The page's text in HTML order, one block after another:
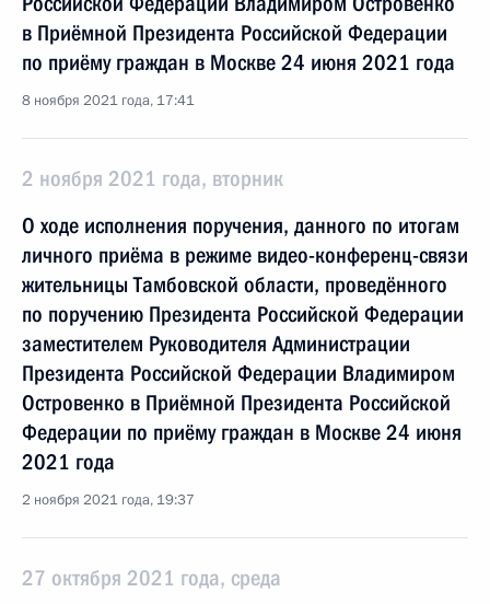
в Приёмной Президента Российской Федерации
по приёму граждан в Москве 24 июня 2021 года
8 ноября 2021 года, 17:41
2 ноября 2021 года, вторник
О ходе исполнения поручения, данного по итогам
личного приёма в режиме видео-конференц-связи
жительницы Тамбовской области, проведённого
по поручению Президента Российской Федерации
заместителем Руководителя Администрации
Президента Российской Федерации Владимиром
Островенко в Приёмной Президента Российской
Федерации по приёму граждан в Москве 24 июня
2021 года
2 ноября 2021 года, 19:37
27 октября 2021 года, среда